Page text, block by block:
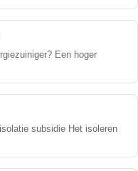
Een hoger
subsidie Het isoleren